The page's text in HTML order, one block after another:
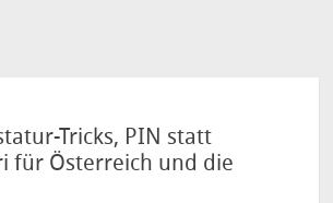
Tricks, PIN statt
für Österreich und die